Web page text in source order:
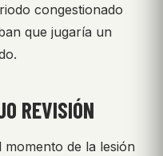
congestionado
que jugaría un
REVISIÓN
de la lesión